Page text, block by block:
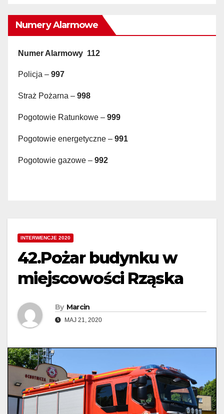
Numery Alarmowe
Numer Alarmowy 112
Policja – 997
Straż Pożarna – 998
Pogotowie Ratunkowe – 999
Pogotowie energetyczne – 991
Pogotowie gazowe – 992
INTERWENCJE 2020
42.Pożar budynku w
miejscowości Rząska
By Marcin
MAJ 21, 2020